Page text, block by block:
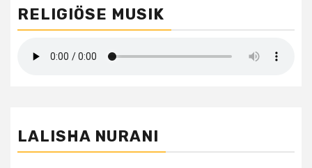
RELIGIÖSE MUSIK
LALISHA NURANI